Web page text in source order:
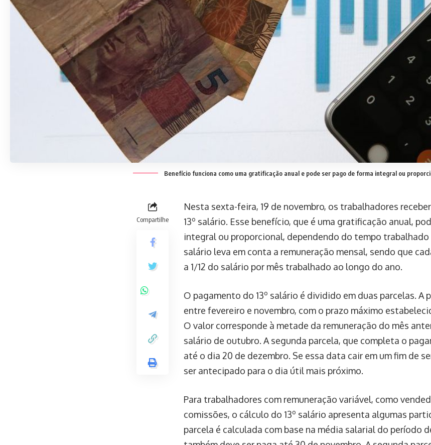
Benefício funciona como uma gratificação anual e pode ser pago de forma integral ou
Compartilhe
Nesta sexta-feira, 19 de novembro, os trabalhadores
13º salário. Esse benefício, que é uma gratificação anual,
integral ou proporcional, dependendo do tempo trabalhado
salário leva em conta a remuneração mensal, sendo que
a 1/12 do salário por mês trabalhado ao longo do ano.
O pagamento do 13º salário é dividido em duas parcelas. A
entre fevereiro e novembro, com o prazo máximo
O valor corresponde à metade da remuneração do mês
salário de outubro. A segunda parcela, que completa o
até o dia 20 de dezembro. Se essa data cair em um fim de
ser antecipado para o dia útil mais próximo.
Para trabalhadores com remuneração variável, como
comissões, o cálculo do 13º salário apresenta algumas
parcela é calculada com base na média salarial do período